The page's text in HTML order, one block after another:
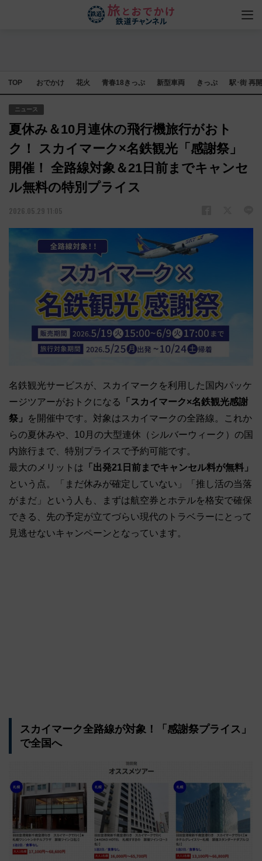
TOP おでかけ 花火 青春18きっぷ 新型車両 きっぷ 駅･街 再
ニュース
夏休み＆10月連休の飛行機旅行がおト
ク！ スカイマーク×名鉄観光「感謝祭」
開催！ 全路線対象＆21日前までキャンセ
ル無料の特別プライス
2026.05.29 11:05
名鉄観光サービスが、スカイマークを利用した国内パッケ
ージツアーがおトクになる
「スカイマーク×名鉄観光感謝
祭」
を開催中です。対象はスカイマークの全路線。これか
らの夏休みや、10月の大型連休（シルバーウィーク）の国
内旅行まで、特別プライスで予約可能です。
最大のメリットは
「出発21日前までキャンセル料が無料」
という点。「まだ休みが確定していない」「推し活の当落
がまだ」という人も、まずは航空券とホテルを格安で確保
できる、先の予定が立てづらい現代のトラベラーにとって
見逃せないキャンペーンとなっています。
スカイマーク全路線が対象！「感謝祭プライス」
で全国へ